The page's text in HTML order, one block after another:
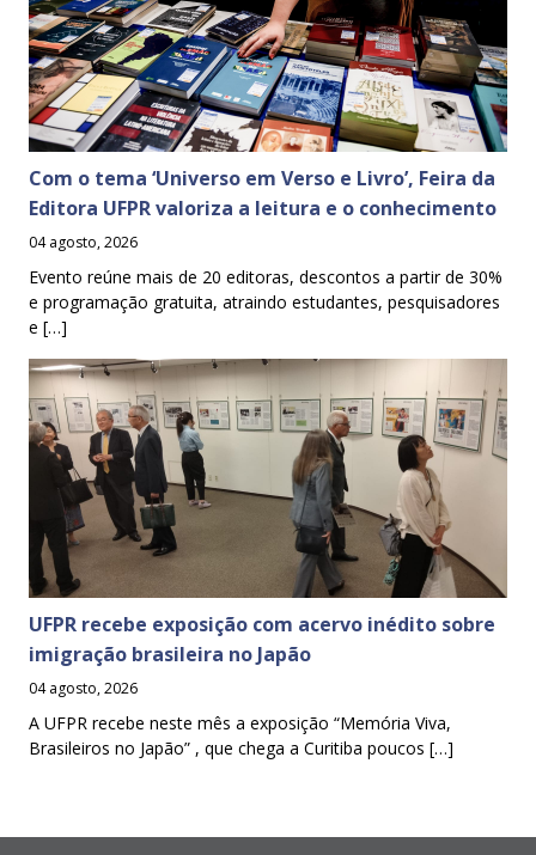
Com o tema ‘Universo em Verso e Livro’, Feira da
Editora UFPR valoriza a leitura e o conhecimento
04 agosto, 2026
Evento reúne mais de 20 editoras, descontos a partir de 30%
e programação gratuita, atraindo estudantes, pesquisadores
e […]
UFPR recebe exposição com acervo inédito sobre
imigração brasileira no Japão
04 agosto, 2026
A UFPR recebe neste mês a exposição “Memória Viva,
Brasileiros no Japão” , que chega a Curitiba poucos […]